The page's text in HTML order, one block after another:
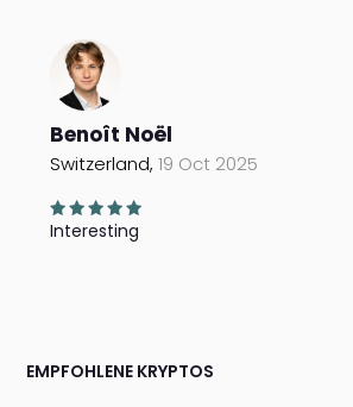
Benoît Noël
Switzerland,19 Oct 2025
Interesting
EMPFOHLENE KRYPTOS